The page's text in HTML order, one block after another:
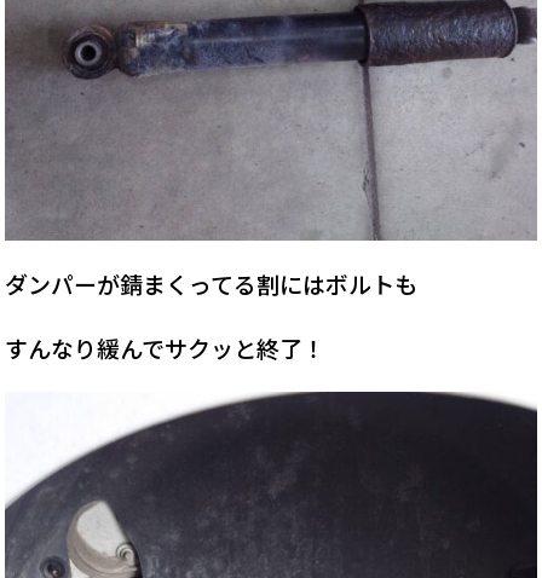
ダンパーが錆まくってる割にはボルトも
すんなり緩んでサクッと終了！